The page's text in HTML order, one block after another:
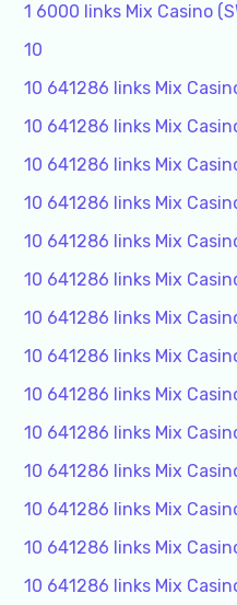
1 6000 links Mix Casino
10
10 641286 links Mix
10 641286 links Mix
10 641286 links Mix
10 641286 links Mix
10 641286 links Mix
10 641286 links Mix
10 641286 links Mix
10 641286 links Mix
10 641286 links Mix
10 641286 links Mix
10 641286 links Mix
10 641286 links Mix
10 641286 links Mix
10 641286 links Mix